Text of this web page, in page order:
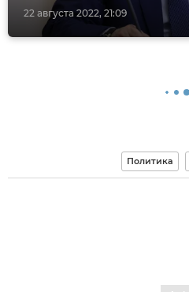
22 августа 2022, 21:09
Политика